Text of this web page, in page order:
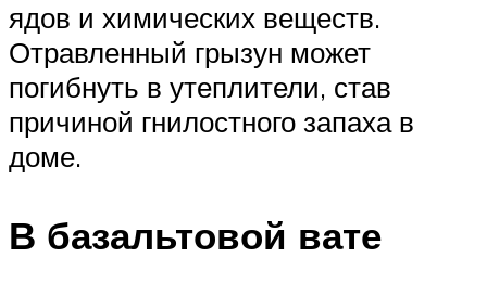
ядов и химических веществ.
Отравленный грызун может
погибнуть в утеплители, став
причиной гнилостного запаха в
доме.
В базальтовой вате